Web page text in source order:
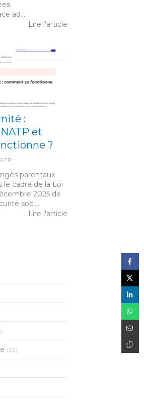
ad...
Lire l'article
:
et
?
parentaux
le cadre de la Loi
2025 de
soci...
Lire l'article
(33)